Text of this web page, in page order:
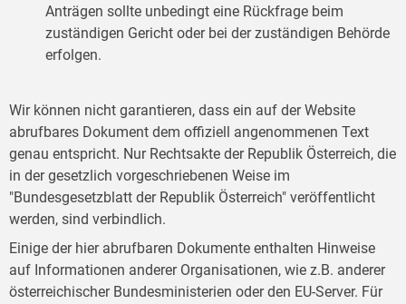
Anträgen sollte unbedingt eine Rückfrage beim
zuständigen Gericht oder bei der zuständigen Behörde
erfolgen.
Wir können nicht garantieren, dass ein auf der Website
abrufbares Dokument dem offiziell angenommenen Text
genau entspricht. Nur Rechtsakte der Republik Österreich, die
in der gesetzlich vorgeschriebenen Weise im
"Bundesgesetzblatt der Republik Österreich" veröffentlicht
werden, sind verbindlich.
Einige der hier abrufbaren Dokumente enthalten Hinweise
auf Informationen anderer Organisationen, wie z.B. anderer
österreichischer Bundesministerien oder den EU-Server. Für